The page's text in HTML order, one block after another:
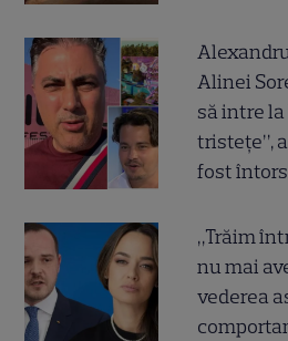
Alinei
să intre
tristețe”,
fost
„Trăim
nu mai
vederea